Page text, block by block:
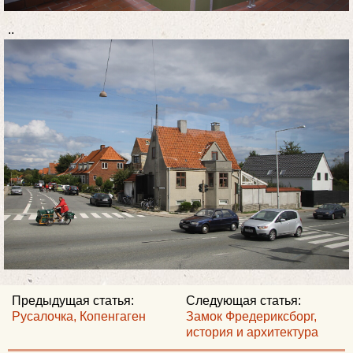
..
Следующая статья:
Замок Фредериксборг,
история и архитектура
Предыдущая статья:
Русалочка, Копенгаген